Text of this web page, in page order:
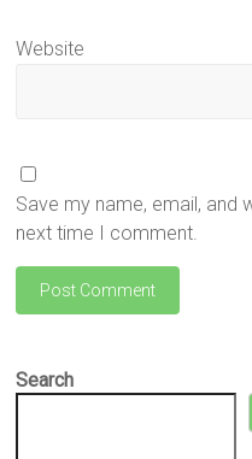
Website
Save my name, email, and
next time I comment.
Search